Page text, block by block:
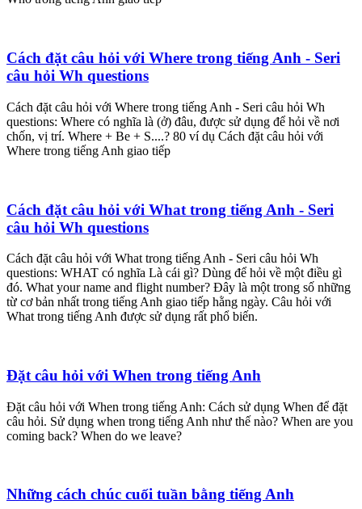
Cách đặt câu hỏi với Where trong tiếng Anh - Seri
câu hỏi Wh questions
Cách đặt câu hỏi với Where trong tiếng Anh - Seri câu hỏi Wh
questions: Where có nghĩa là (ở) đâu, được sử dụng để hỏi về nơi
chốn, vị trí. Where + Be + S....? 80 ví dụ Cách đặt câu hỏi với
Where trong tiếng Anh giao tiếp
Cách đặt câu hỏi với What trong tiếng Anh - Seri
câu hỏi Wh questions
Cách đặt câu hỏi với What trong tiếng Anh - Seri câu hỏi Wh
questions: WHAT có nghĩa Là cái gì? Dùng để hỏi về một điều gì
đó. What your name and flight number? Đây là một trong số những
từ cơ bản nhất trong tiếng Anh giao tiếp hằng ngày. Câu hỏi với
What trong tiếng Anh được sử dụng rất phổ biến.
Đặt câu hỏi với When trong tiếng Anh
Đặt câu hỏi với When trong tiếng Anh: Cách sử dụng When để đặt
câu hỏi. Sử dụng when trong tiếng Anh như thế nào? When are you
coming back? When do we leave?
Những cách chúc cuối tuần bằng tiếng Anh